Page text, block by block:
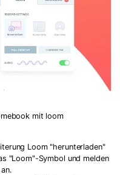
mit loom
Loom "herunterladen"
"Loom"-Symbol und melden